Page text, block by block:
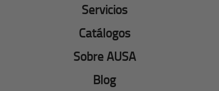
Servicios
Catálogos
Sobre AUSA
Blog